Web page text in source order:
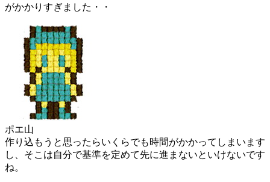
がかかりすぎました・・
ポエ山
作り込もうと思ったらいくらでも時間がかかってしまいます
し、そこは自分で基準を定めて先に進まないといけないです
ね。